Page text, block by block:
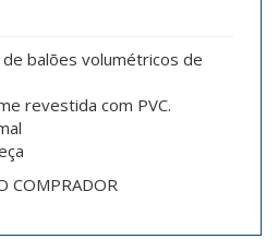
balões volumétricos de
revestida com PVC.
COMPRADOR